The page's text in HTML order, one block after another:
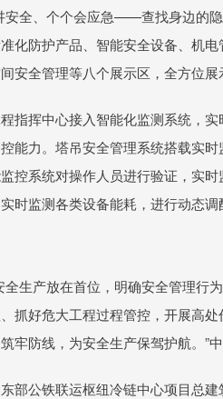
安全、个个会应急——查找身边的
化防护产品、智能安全设备、机
安全管理等八个展示区，全方位
指挥中心接入智能化监测系统，
能力。塔吊安全管理系统搭载实
控系统对操作人员进行验证，实
时监测各类设备能耗，进行动态
全生产放在首位，明确安全管理行
抓好危大工程过程管控，开展高
牢防线，为安全生产保驾护航。”
部公铁联运枢纽冷链中心项目总